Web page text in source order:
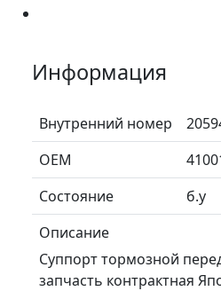
Информация
Внутренний номер
ОЕМ
Состояние
б.у
Описание
Суппорт тормозной
запчасть контрактная